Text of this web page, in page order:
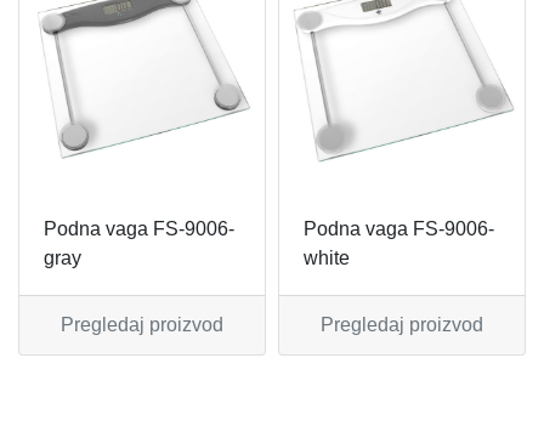
MIKSERI
MULTI STAJLERI
NUTRI PRACTIC
PEGLE
NOŽEVI
OSTALO
POJEDINAČNI ESCAJG
RUČNE MAŠINE
Podna vaga FS-9006-
gray
Pregledaj proizvod
Podna vaga FS-9006-
white
Pregledaj proizvod